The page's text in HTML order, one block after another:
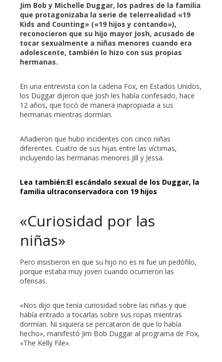
Jim Bob y Michelle Duggar, los padres de la familia
que protagonizaba la serie de telerrealidad «19
Kids and Counting» («19 hijos y contando»),
reconocieron que su hijo mayor Josh, acusado de
tocar sexualmente a niñas menores cuando era
adolescente, también lo hizo con sus propias
hermanas.
En una entrevista con la cadena Fox, en Estados Unidos,
los Duggar dijeron que Josh les había confesado, hace
12 años, que tocó de manera inapropiada a sus
hermanas mientras dormían.
Añadieron que hubo incidentes con cinco niñas
diferentes. Cuatro de sus hijas entre las víctimas,
incluyendo las hermanas menores Jill y Jessa.
Lea también:El escándalo sexual de los Duggar, la
familia ultraconservadora con 19 hijos
«Curiosidad por las
niñas»
Pero insistieron en que su hijo no es ni fue un pedófilo,
porque estaba muy joven cuando ocurrieron las
ofensas.
«Nos dijo que tenía curiosidad sobre las niñas y que
había entrado a tocarlas sobre sus ropas mientras
dormían. Ni siquiera se percataron de que lo había
hecho», manifestó Jim Bob Duggar al programa de Fox,
«The Kelly File».